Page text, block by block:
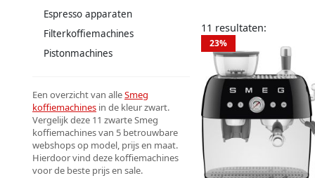
Espresso apparaten
Filterkoffiemachines
Pistonmachines
Een overzicht van alleSmeg
koffiemachines in de kleur zwart.
Vergelijk deze 11 zwarte Smeg
koffiemachines van 5 betrouwbare
webshops op model, prijs en maat.
Hierdoor vind deze koffiemachines
voor de beste prijs en sale.
11 resultaten:
23%